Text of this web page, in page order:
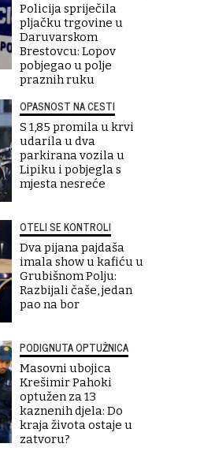
Policija spriječila
pljačku trgovine u
Daruvarskom
Brestovcu: Lopov
pobjegao u polje
praznih ruku
OPASNOST NA CESTI
S 1,85 promila u krvi
udarila u dva
parkirana vozila u
Lipiku i pobjegla s
mjesta nesreće
OTELI SE KONTROLI
Dva pijana pajdaša
imala show u kafiću u
Grubišnom Polju:
Razbijali čaše, jedan
pao na bor
PODIGNUTA OPTUŽNICA
Masovni ubojica
Krešimir Pahoki
optužen za 13
kaznenih djela: Do
kraja života ostaje u
zatvoru?